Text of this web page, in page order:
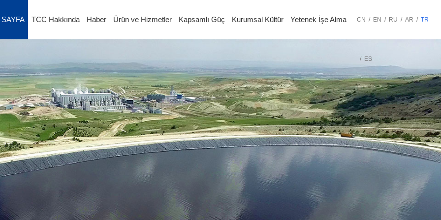
TCC Hakkında Haber Ürün ve Hizmetler Kapsamlı Güç Kurumsal Kültür Yetenek İşe Alma CN / EN / RU / AR / TR
/ ES